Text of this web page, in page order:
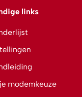
links
modemkeuze